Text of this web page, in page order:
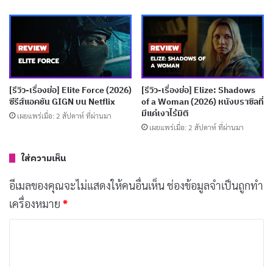
ทหารผ่านศึกสงครามกลางเมืองที่ไม่เคยคิดจะเป็น
ประธานาธิบดี แต่ด้วยการกล่าวสุนทรพจน์ที่ทรงพลังในการ
ประชุมพรรครีพับลิกันที่ชิคาโก เขากลับได้รับการเสนอชื่อ
แทน ซึ่งทำให้ภรรยาของเขา
Lucretia แสดงโดยBetty
Gilpinรู้สึกไม่พอใจเป็นอย่างมาก เพราะเห็นว่าการเป็น
ประธานาธิบดีจะนำมาซึ่งอันตรายต่อครอบครัว
Macfadyenคือชายผู้หมกมุ่นอยู่กับความฝันที่จะได้เป็น
ส่วนหนึ่งของโลกการเมือง เขาเคยใช้ชีวิตอย่างล้มเหลว ถูก
พ่อทารุณกรรม และเคยเข้าร่วมกลุ่มศาสนาที่เหมือนลัทธิ
ชื่อ Oneida Community ซึ่งทำให้สภาพจิตใจของเขาแย่ลง
[รีวิว-เรื่องย่อ] Elite Force (2026)
ซีรีส์แอคชัน GIGN บน Netflix
เผยแพร่เมื่อ: 2 สัปดาห์ ที่ผ่านมา
[รีวิว-เรื่องย่อ] Elize: Shadows
of a Woman (2026) หนังบราซิลที่
มีแค่เงาไร้มิติ
เผยแพร่เมื่อ: 2 สัปดาห์ ที่ผ่านมา
ใส่ความเห็น
อีเมลของคุณจะไม่แสดงให้คนอื่นเห็นช่องข้อมูลจำเป็นถูกทำ
เครื่องหมาย *